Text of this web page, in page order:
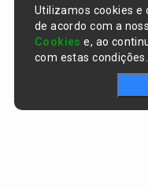
Utilizamos cookies e
de acordo com a
Cookies e, ao
com estas condições.